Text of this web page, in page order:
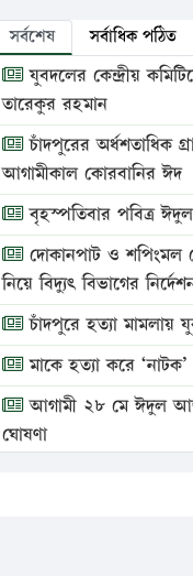
সর্বশেষ সর্বাধিক পঠিত
যুবদলের কেন্দ্রীয়
তারেকুর রহমান
চাঁদপুরের অর্ধশতাধিক
আগামীকাল কোরবানির ঈদ
বৃহস্পতিবার পবিত্র
দোকানপাট ও শপিংমল
নিয়ে বিদ্যুৎ বিভাগের
চাঁদপুরে হত্যা মামলায়
মাকে হত্যা করে
আগামী ২৮ মে ঈদুল
ঘোষণা